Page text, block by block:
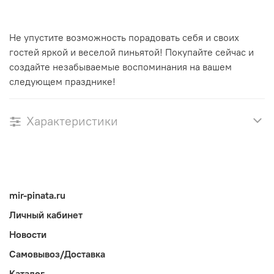
Не упустите возможность порадовать себя и своих
гостей яркой и веселой пиньятой! Покупайте сейчас и
создайте незабываемые воспоминания на вашем
следующем празднике!
Характеристики
mir-pinata.ru
Личный кабинет
Новости
Самовывоз/Доставка